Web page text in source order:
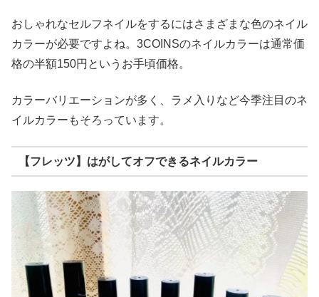
おしゃれなセルフネイルをするにはさまざまな色のネイル
カラーが必要ですよね。3COINSのネイルカラーは通常価
格の半額150円というお手頃価格。
カラーバリエーションが多く、ラメ入りなど今季注目のネ
イルカラーもそろっています。
【フレッツ】はがしてオフできるネイルカラー